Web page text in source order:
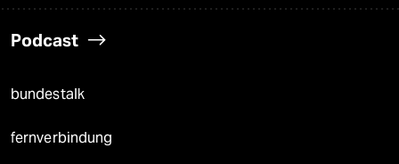
Podcast
bundestalk
fernverbindung